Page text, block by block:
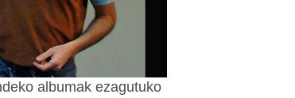
albumak ezagutuko